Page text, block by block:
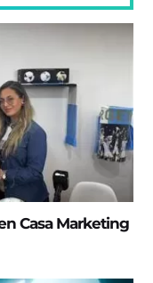
Casa Marketing